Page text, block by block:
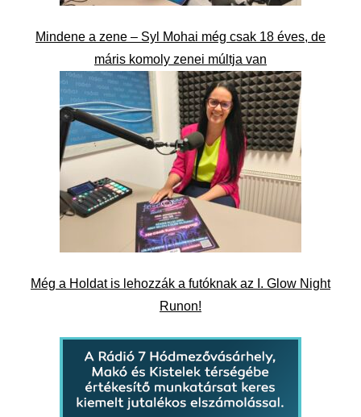
Mindene a zene – Syl Mohai még csak 18 éves, de
máris komoly zenei múltja van
Még a Holdat is lehozzák a futóknak az I. Glow Night
Runon!